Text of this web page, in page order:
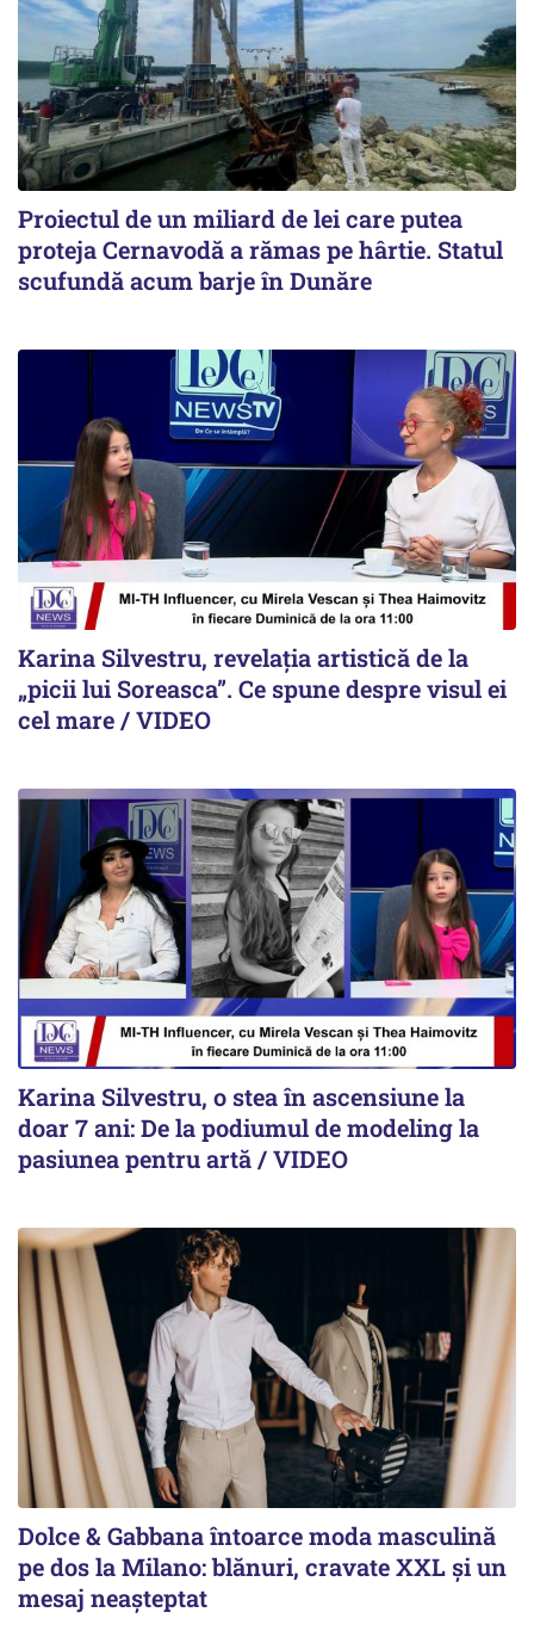
Proiectul de un miliard de lei care putea
proteja Cernavodă a rămas pe hârtie. Statul
scufundă acum barje în Dunăre
Karina Silvestru, revelația artistică de la
„picii lui Soreasca”. Ce spune despre visul ei
cel mare / VIDEO
Karina Silvestru, o stea în ascensiune la
doar 7 ani: De la podiumul de modeling la
pasiunea pentru artă / VIDEO
Dolce & Gabbana întoarce moda masculină
pe dos la Milano: blănuri, cravate XXL și un
mesaj neașteptat